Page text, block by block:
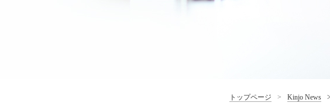
トップページ Kinjo News